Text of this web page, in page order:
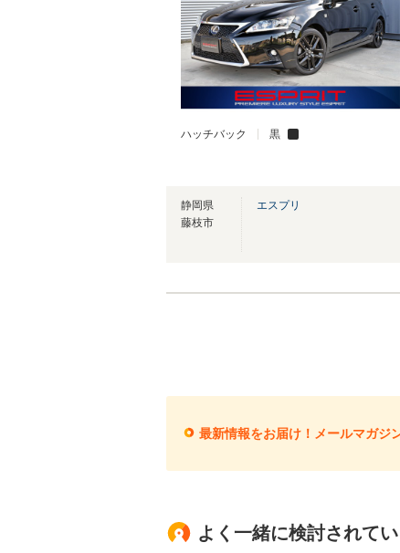
ハッチバック 黒
静岡県
藤枝市
エスプリ
最新情報をお届け！メールマガジ
よく一緒に検討されて